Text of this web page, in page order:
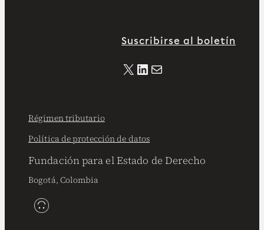
Suscribirse al boletín
X LinkedIn Correo electrónico
Fundación para el Estado de Derecho
Bogotá, Colombia
Régimen tributario
Política de protección de datos